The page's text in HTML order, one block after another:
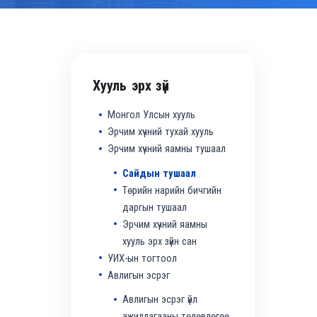
Хууль эрх зүй
Монгол Улсын хууль
Эрчим хүчний тухай хууль
Эрчим хүчний яамны тушаал
Сайдын тушаал
Төрийн нарийн бичгийн
даргын тушаал
Эрчим хүчний яамны
хууль эрх зүйн сан
УИХ-ын тогтоол
Авлигын эсрэг
Авлигын эсрэг үйл